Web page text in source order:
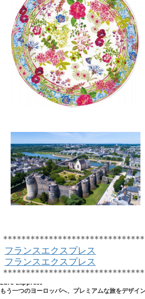
フランスエクスプレス
フランスエクスプレス
Euro Exppress
もう一つのヨーロッパへ、プレミアムな旅をデザイ